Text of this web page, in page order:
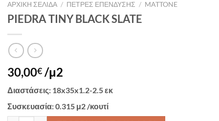
ΑΡΧΙΚΉ ΣΕΛΊΔΑ / ΠΕΤΡΕΣ ΕΠΕΝΔΥΣΗΣ / MATTONE
PIEDRA TINY BLACK SLATE
30,00€ /μ2
Διαστάσεις: 18x35x1.2-2.5 εκ
Συσκευασία: 0.315 μ2 /κουτί